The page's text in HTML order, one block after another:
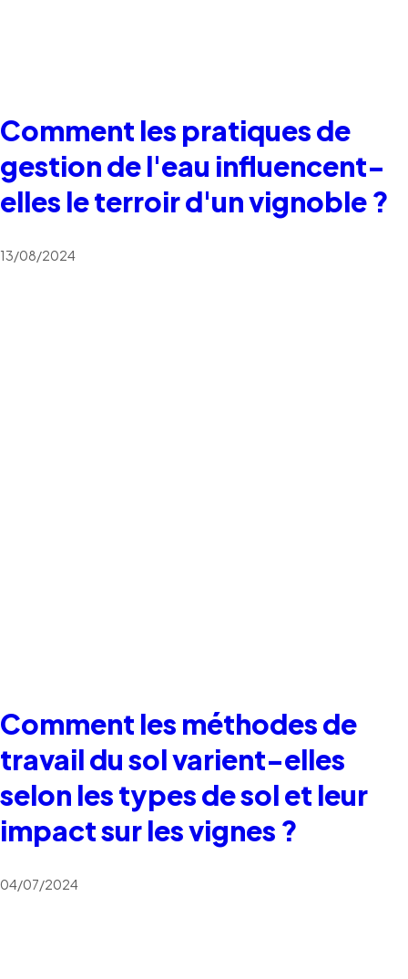
Comment les pratiques de
gestion de l'eau influencent-
elles le terroir d'un vignoble ?
13/08/2024
Comment les méthodes de
travail du sol varient-elles
selon les types de sol et leur
impact sur les vignes ?
04/07/2024